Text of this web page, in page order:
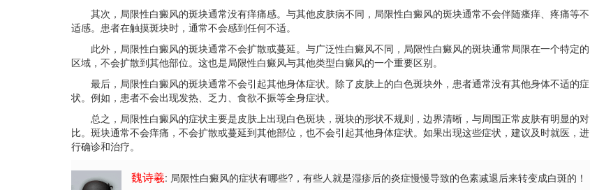
其次，局限性白癜风的斑块通常没有痒痛感。与其他皮肤病不同，局限性白癜风的斑块通常不会伴随瘙痒、疼痛等不
适感。患者在触摸斑块时，通常不会感到任何不适。
此外，局限性白癜风的斑块通常不会扩散或蔓延。与广泛性白癜风不同，局限性白癜风的斑块通常局限在一个特定的
区域，不会扩散到其他部位。这也是局限性白癜风与其他类型白癜风的一个重要区别。
最后，局限性白癜风的斑块通常不会引起其他身体症状。除了皮肤上的白色斑块外，患者通常没有其他身体不适的症
状。例如，患者不会出现发热、乏力、食欲不振等全身症状。
总之，局限性白癜风的症状主要是皮肤上出现白色斑块，斑块的形状不规则，边界清晰，与周围正常皮肤有明显的对
比。斑块通常不会痒痛，不会扩散或蔓延到其他部位，也不会引起其他身体症状。如果出现这些症状，建议及时就医，进
行确诊和治疗。
魏诗羲: 局限性白癜风的症状有哪些? ，有些人就是湿疹后的炎症慢慢导致的色素减退后来转变成白斑的！